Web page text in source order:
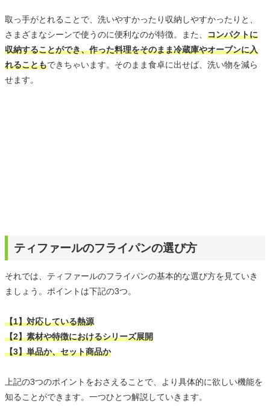
取っ手がとれることで、洗いやすかったり収納しやすかったりと、
さまざまなシーンで使うのに便利なのが特徴。また、 コンパクトに
収納することができ、作った料理をそのまま冷蔵庫やオーブンに入
れることもできちゃいます。そのまま食卓に出せば、洗い物を減ら
せます。
ティファールのフライパンの選び方
それでは、ティファールのフライパンの基本的な選び方を見ていき
ましょう。ポイントは下記の3つ。
【1】対応している熱源
【2】素材や特徴におけるシリーズ展開
【3】単品か、セット商品か
上記の3つのポイントをおさえることで、より具体的に欲しい機能を
知ることができます。一つひとつ解説していきます。